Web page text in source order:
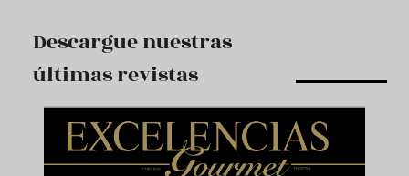
Descargue nuestras
últimas revistas